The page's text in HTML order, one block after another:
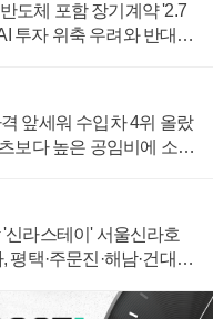
도체 포함 장기계약 '2.7
투자 위축 우려와 반대
앞세워 수입차 4위 올랐
보다 높은 공임비에 소비
신라스테이' 서울신라호
평택·주문진·해남·건대로